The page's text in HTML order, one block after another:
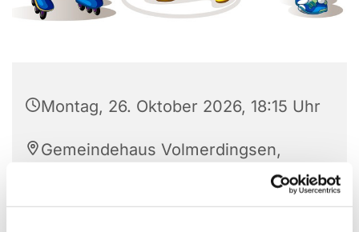
Montag, 26. Oktober 2026, 18:15 Uhr
Gemeindehaus Volmerdingsen,
Pfarrer Brünger Str. 1, 32549 Bad